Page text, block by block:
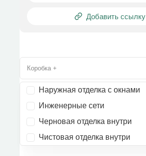
Добавить ссылку
Коробка +
Наружная отделка с окнами
Инженерные сети
Черновая отделка внутри
Чистовая отделка внутри